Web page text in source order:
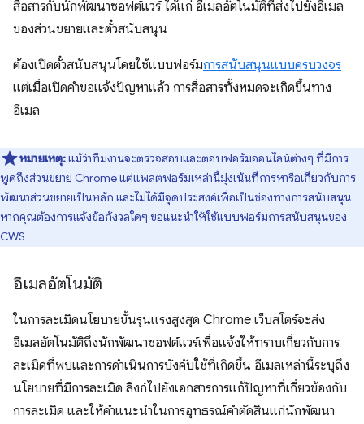
สื่อสารกับนักพัฒนาซอฟต์แวร์ ได้แก่ อีเมลอัตโนมัติที่ส่งไปยังอีเมล
ของส่วนขยายและตั๋วสนับสนุน
ต้องเปิดตั๋วสนับสนุนโดยใช้แบบฟอร์มการสนับสนุนแบบครบวงจร
แต่เมื่อเปิดคำขอแจ้งปัญหาแล้ว การสื่อสารทั้งหมดจะเกิดขึ้นทาง
อีเมล
หมายเหตุ:แม้ว่าทีมงานจะตรวจสอบและตอบฟอรัมออนไลน์ต่างๆ ที่มีการ
พูดถึงส่วนขยาย Chrome แต่แพลตฟอร์มเหล่านี้มุ่งเน้นที่การหารือเกี่ยวกับการ
พัฒนาส่วนขยายเป็นหลัก และไม่ได้มีจุดประสงค์เพื่อเป็นช่องทางการสนับสนุน
หากคุณต้องการแจ้งข้อกังวลใดๆ ขอแนะนำให้ใช้แบบฟอร์มการสนับสนุนของ
CWS
อีเมลอัตโนมัติ
ในการละเมิดนโยบายขั้นรุนแรงสูงสุด Chrome เว็บสโตร์จะส่ง
อีเมลอัตโนมัติถึงนักพัฒนาซอฟต์แวร์เพื่อแจ้งให้ทราบเกี่ยวกับการ
ละเมิดที่พบและการดำเนินการบังคับใช้ที่เกิดขึ้น อีเมลเหล่านี้ระบุถึง
นโยบายที่มีการละเมิด ลิงก์ไปยังเอกสารการแก้ปัญหาที่เกี่ยวข้องกับ
การละเมิด และให้คำแนะนำในการอุทธรณ์คำตัดสินแก่นักพัฒนา